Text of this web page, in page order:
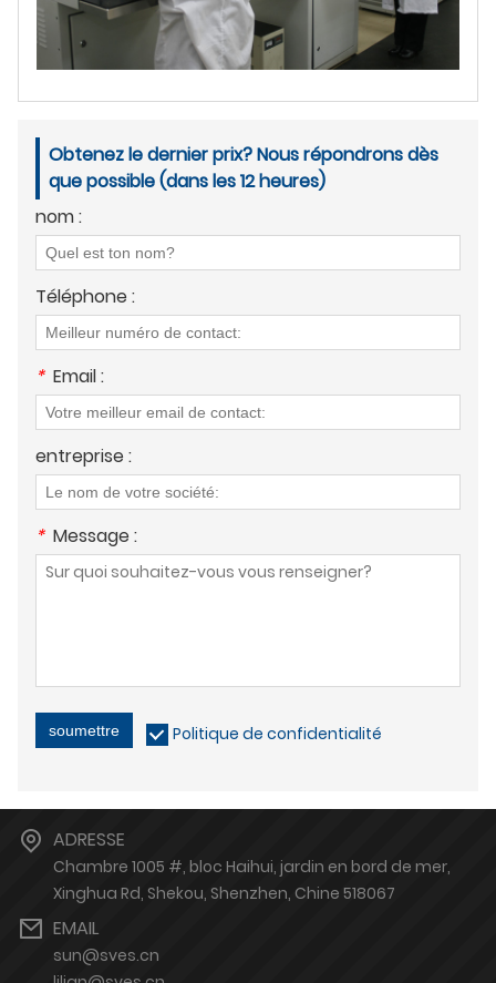
Obtenez le dernier prix? Nous répondrons dès
que possible (dans les 12 heures)
nom :
Téléphone :
* Email :
entreprise :
* Message :
soumettre Politique de confidentialité
ADRESSE
Chambre 1005 #, bloc Haihui, jardin en bord de mer,
Xinghua Rd, Shekou, Shenzhen, Chine 518067
EMAIL
sun@sves.cn